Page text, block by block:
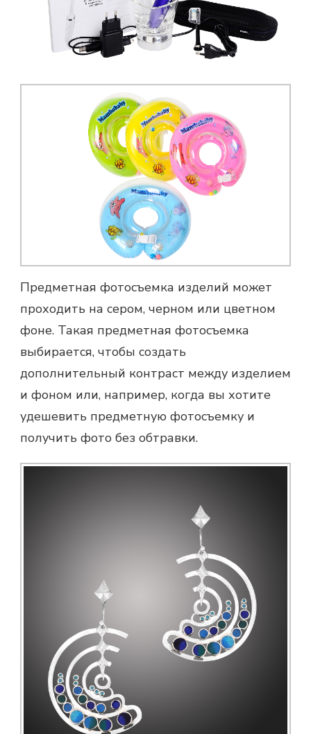
Предметная фотосъемка изделий может
проходить на сером, черном или цветном
фоне. Такая предметная фотосъемка
выбирается, чтобы создать
дополнительный контраст между изделием
и фоном или, например, когда вы хотите
удешевить предметную фотосъемку и
получить фото без обтравки.